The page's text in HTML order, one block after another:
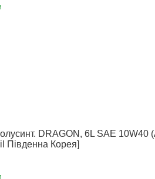
DRAGON, 6L SAE 10W40
Південна Корея]